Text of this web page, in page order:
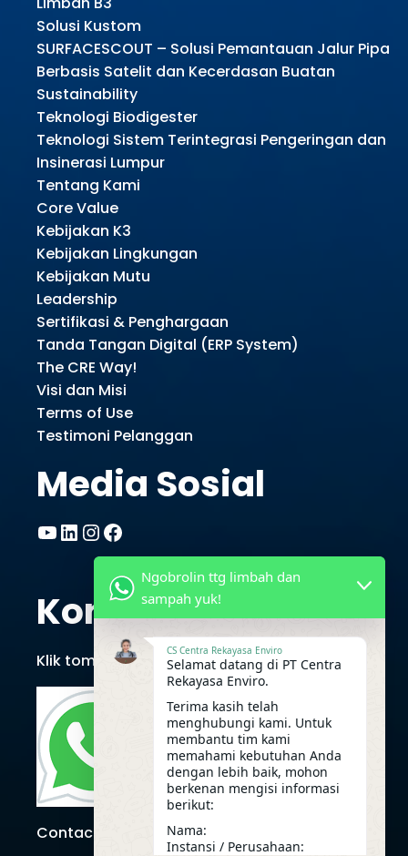
Solusi Kustom
SURFACESCOUT – Solusi Pemantauan Jalur Pipa
Berbasis Satelit dan Kecerdasan Buatan
Sustainability
Teknologi Biodigester
Teknologi Sistem Terintegrasi Pengeringan dan
Insinerasi Lumpur
Tentang Kami
Core Value
Kebijakan K3
Kebijakan Lingkungan
Kebijakan Mutu
Leadership
Sertifikasi & Penghargaan
Tanda Tangan Digital (ERP System)
The CRE Way!
Visi dan Misi
Terms of Use
Testimoni Pelanggan
Media Sosial
YouTube LinkedIn InstagramFacebook
Kontak CRE
Klik tombol berikut untuk chat via Whatsapp
Contact Us
Ngobrolin ttg limbah dan
sampah yuk!
CS Centra Rekayasa Enviro
Selamat datang di PT Centra
Rekayasa Enviro.
Terima kasih telah
menghubungi kami. Untuk
membantu tim kami
memahami kebutuhan Anda
dengan lebih baik, mohon
berkenan mengisi informasi
berikut:
Nama:
Instansi / Perusahaan: